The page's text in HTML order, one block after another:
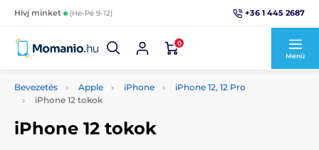
Hívj minket (Hé-Pé 9-12) +36 1 445 2687
0
Menü
Bevezetés Apple iPhone
iPhone 12, 12 Pro
iPhone 12 tokok
iPhone 12 tokok